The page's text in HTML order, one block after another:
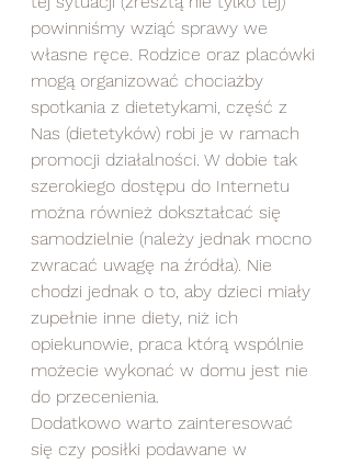
powinniśmy wziąć sprawy we
własne ręce. Rodzice oraz placówki
mogą organizować chociażby
spotkania z dietetykami, część z
Nas (dietetyków) robi je w ramach
promocji działalności. W dobie tak
szerokiego dostępu do Internetu
można również dokształcać się
samodzielnie (należy jednak mocno
zwracać uwagę na źródła). Nie
chodzi jednak o to, aby dzieci miały
zupełnie inne diety, niż ich
opiekunowie, praca którą wspólnie
możecie wykonać w domu jest nie
do przecenienia.
Dodatkowo warto zainteresować
się czy posiłki podawane w